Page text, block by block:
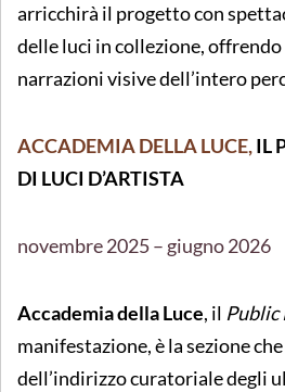
arricchirà il progetto con
delle luci in collezione,
narrazioni visive dell’intero
ACCADEMIA DELLA LUCE,IL
DI LUCI D’ARTISTA
novembre 2025 – giugno 2026
Accademia della Luce, il Public
manifestazione, è la sezione
dell’indirizzo curatoriale degli